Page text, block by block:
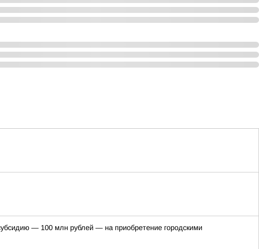
— 100 млн рублей — на приобретение городскими